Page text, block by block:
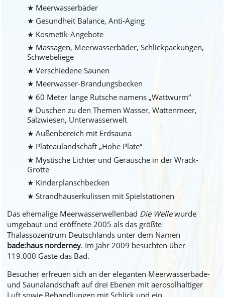
Meerwasserbäder
Gesundheit Balance, Anti-Aging
Kosmetik-Angebote
Massagen, Meerwasserbäder, Schlickpackungen,
Schwebeliege
Verschiedene Saunen
Meerwasser-Brandungsbecken
60 Meter lange Rutsche namens „Wattwurm“
Duschen zu den Themen Wasser, Wattenmeer,
Salzwiesen, Unterwasserwelt
Außenbereich mit Erdsauna
Plateaulandschaft „Hohe Plate“
Mystische Lichter und Geräusche in der Wrack-
Grotte
Kinderplanschbecken
Strandhäuserkulissen mit Spielstationen
Das ehemalige Meerwasserwellenbad Die Wellewurde
umgebaut und eröffnete 2005 als das größte
Thalassozentrum Deutschlands unter dem Namen
bade:haus norderney. Im Jahr 2009 besuchten über
119.000 Gäste das Bad.
Besucher erfreuen sich an der eleganten Meerwasserbade-
und Saunalandschaft auf drei Ebenen mit aerosolhaltiger
Luft sowie Behandlungen mit Schlick und ein